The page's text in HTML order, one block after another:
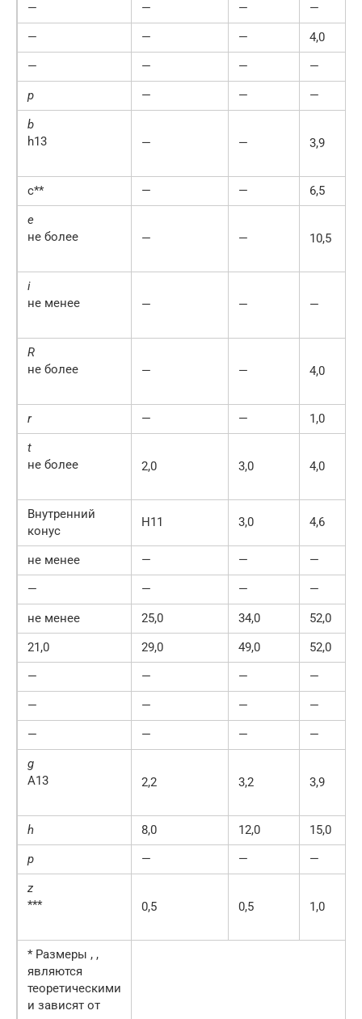
—
— —
—
—
— —
4,0
—
— —
—
p
— —
—
b
h13
— — 3,9
с** — —
6,5
e
не более
— — 10,5
i
не менее
— — —
R
не более
— — 4,0
r — —
1,0
t
не более
2,0 3,0 4,0
Внутренний
конус
Н11 3,0 4,6
не менее — —
—
—
— —
—
не менее
25,0 34,0
52,0
21,0
29,0 49,0
52,0
—
— —
—
—
— —
—
—
— —
—
g
А13
2,2 3,2 3,9
h 8,0 12,0
15,0
p
— —
—
z
***
0,5 0,5 1,0
* Размеры , ,
являются
теоретическими
и зависят от